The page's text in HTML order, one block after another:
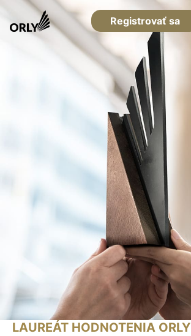
Registrovať sa
LAUREÁT HODNOTENIA ORLY